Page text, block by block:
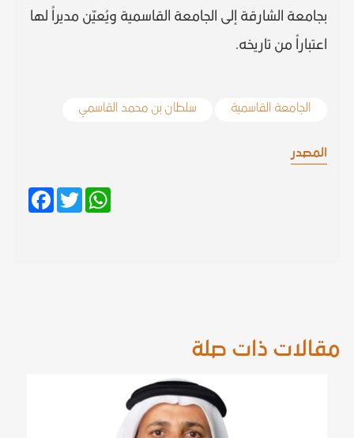
مقالات ذات صلة
بجامعة الشارقة إلى الجامعة القاسمية ويُعيّن مديراً لها
اعتباراً من تاريخه.
الجامعة القاسمية سلطان بن محمد القاسمي
المصدر
Facebook
Twitter